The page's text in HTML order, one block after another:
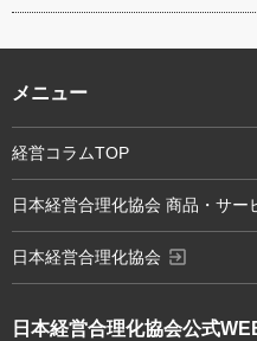
日本経営合理化協会公式
メニュー
経営コラムTOP
日本経営合理化協会 商品・サー
日本経営合理化協会 exit_to_app